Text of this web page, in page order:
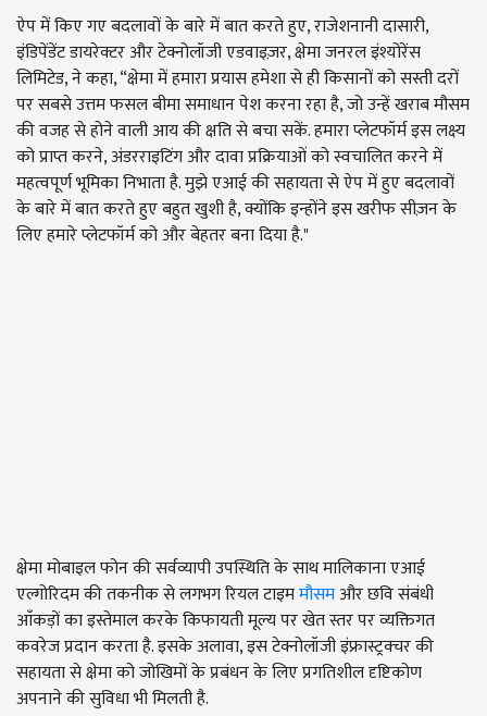
ऐप में किए गए बदलावों के बारे में बात करते हुए, राजेशनानी दासारी,
इंडिपेंडेंट डायरेक्टर और टेक्नोलॉजी एडवाइज़र, क्षेमा जनरल इंश्योरेंस
लिमिटेड, ने कहा, “क्षेमा में हमारा प्रयास हमेशा से ही किसानों को सस्ती दरों
पर सबसे उत्तम फसल बीमा समाधान पेश करना रहा है, जो उन्हें खराब मौसम
की वजह से होने वाली आय की क्षति से बचा सकें. हमारा प्लेटफॉर्म इस लक्ष्य
को प्राप्त करने, अंडरराइटिंग और दावा प्रक्रियाओं को स्वचालित करने में
महत्वपूर्ण भूमिका निभाता है. मुझे एआई की सहायता से ऐप में हुए बदलावों
के बारे में बात करते हुए बहुत खुशी है, क्योंकि इन्होंने इस खरीफ सीज़न के
लिए हमारे प्लेटफॉर्म को और बेहतर बना दिया है."
क्षेमा मोबाइल फोन की सर्वव्यापी उपस्थिति के साथ मालिकाना एआई
एल्गोरिदम की तकनीक से लगभग रियल टाइममौसमऔर छवि संबंधी
आँकड़ों का इस्तेमाल करके किफायती मूल्य पर खेत स्तर पर व्यक्तिगत
कवरेज प्रदान करता है. इसके अलावा, इस टेक्नोलॉजी इंफ्रास्ट्रक्चर की
सहायता से क्षेमा को जोखिमों के प्रबंधन के लिए प्रगतिशील दृष्टिकोण
अपनाने की सुविधा भी मिलती है.